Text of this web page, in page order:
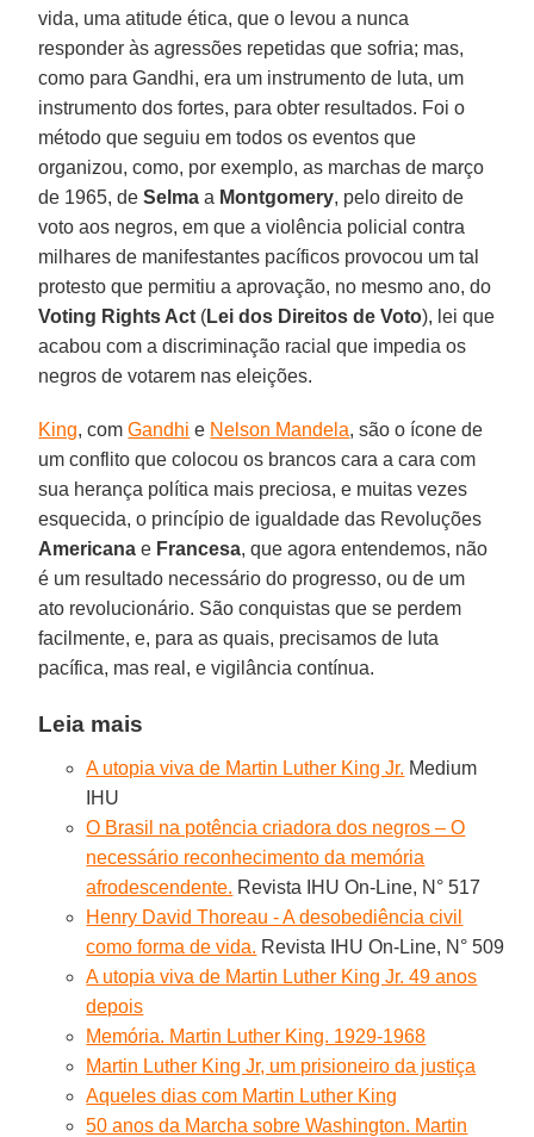
vida, uma atitude ética, que o levou a nunca
responder às agressões repetidas que sofria; mas,
como para Gandhi, era um instrumento de luta, um
instrumento dos fortes, para obter resultados. Foi o
método que seguiu em todos os eventos que
organizou, como, por exemplo, as marchas de março
de 1965, deSelma a Montgomery, pelo direito de
voto aos negros, em que a violência policial contra
milhares de manifestantes pacíficos provocou um tal
protesto que permitiu a aprovação, no mesmo ano, do
Voting Rights Act (Lei dos Direitos de Voto), lei que
acabou com a discriminação racial que impedia os
negros de votarem nas eleições.
King, comGandhi e Nelson Mandela, são o ícone de
um conflito que colocou os brancos cara a cara com
sua herança política mais preciosa, e muitas vezes
esquecida, o princípio de igualdade das Revoluções
Americana e Francesa, que agora entendemos, não
é um resultado necessário do progresso, ou de um
ato revolucionário. São conquistas que se perdem
facilmente, e, para as quais, precisamos de luta
pacífica, mas real, e vigilância contínua.
Leia mais
A utopia viva de Martin Luther King Jr. Medium
IHU
O Brasil na potência criadora dos negros – O
necessário reconhecimento da memória
afrodescendente. Revista IHU On-Line, N° 517
Henry David Thoreau - A desobediência civil
como forma de vida. Revista IHU On-Line, N° 509
A utopia viva de Martin Luther King Jr. 49 anos
depois
Memória. Martin Luther King. 1929-1968
Martin Luther King Jr, um prisioneiro da justiça
Aqueles dias com Martin Luther King
50 anos da Marcha sobre Washington. Martin